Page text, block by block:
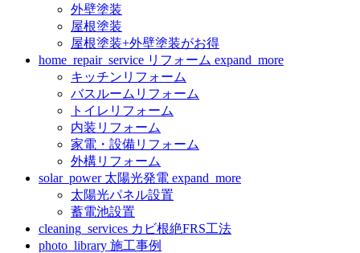
外壁塗装
屋根塗装
屋根塗装+外壁塗装がお得
home_repair_service リフォーム expand_more
キッチンリフォーム
バスルームリフォーム
トイレリフォーム
内装リフォーム
家電・設備リフォーム
外構リフォーム
solar_power 太陽光発電 expand_more
太陽光パネル設置
蓄電池設置
cleaning_services カビ根絶FRS工法
photo_library 施工事例